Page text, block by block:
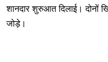
शानदार शुरुआत दिलाई। दोनों
जोड़े।